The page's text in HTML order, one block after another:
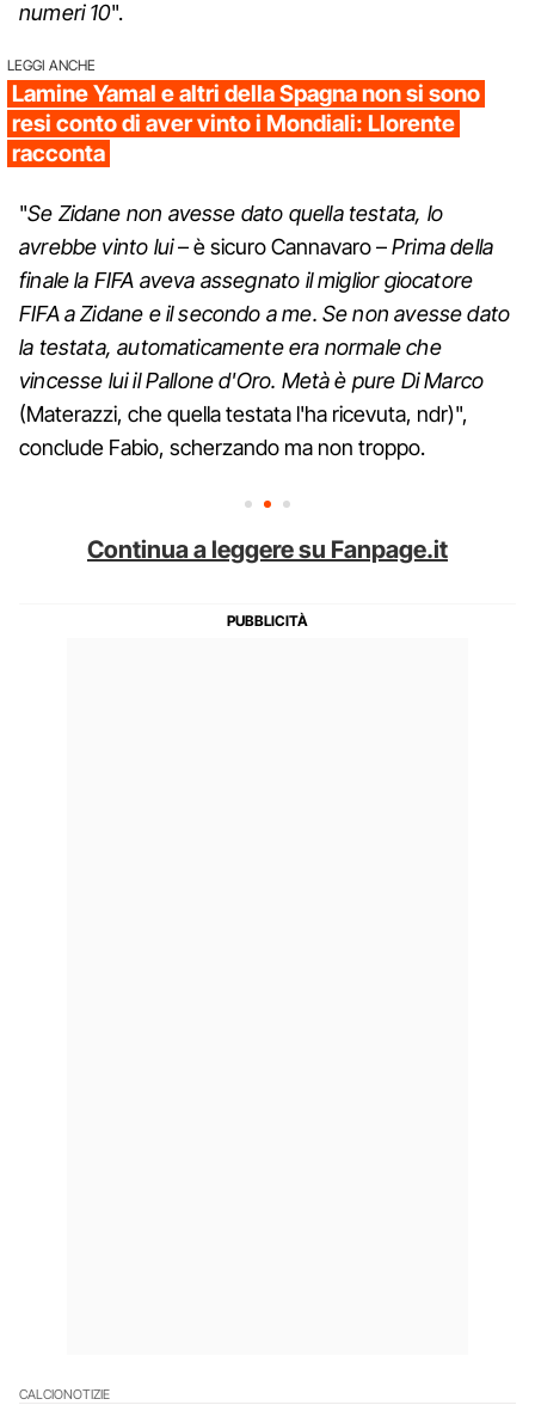
numeri 10".
LEGGI ANCHE
Lamine Yamal e altri della Spagna non si sono
resi conto di aver vinto i Mondiali: Llorente
racconta
"Se Zidane non avesse dato quella testata, lo
avrebbe vinto lui– è sicuro Cannavaro –Prima della
finale la FIFA aveva assegnato il miglior giocatore
FIFA a Zidane e il secondo a me. Se non avesse dato
la testata, automaticamente era normale che
vincesse lui il Pallone d'Oro. Metà è pure Di Marco
(Materazzi, che quella testata l'ha ricevuta, ndr)",
conclude Fabio, scherzando ma non troppo.
Continua a leggere su Fanpage.it
CALCIONOTIZIE